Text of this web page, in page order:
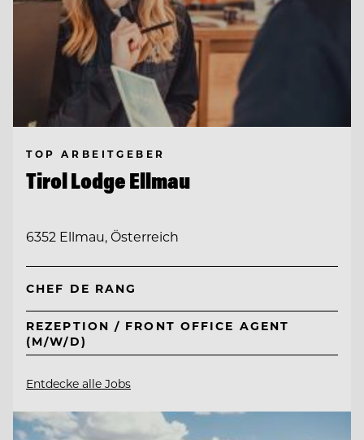
TOP ARBEITGEBER
Tirol Lodge Ellmau
6352 Ellmau, Österreich
CHEF DE RANG
REZEPTION / FRONT OFFICE AGENT
(M/W/D)
Entdecke alle Jobs